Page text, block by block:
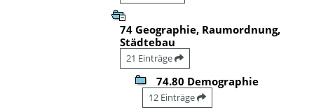
74 Geographie, Raumordnung,
Städtebau
21 Einträge
74.80 Demographie
12 Einträge